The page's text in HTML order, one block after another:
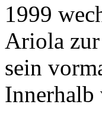
1999
Ariola
sein
Innerhalb